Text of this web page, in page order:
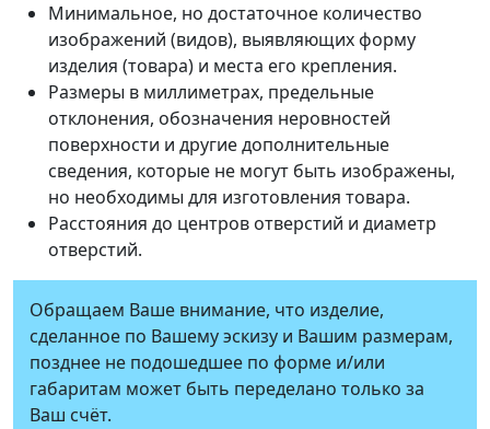
Минимальное, но достаточное количество
изображений (видов), выявляющих форму
изделия (товара) и места его крепления.
Размеры в миллиметрах, предельные
отклонения, обозначения неровностей
поверхности и другие дополнительные
сведения, которые не могут быть изображены,
но необходимы для изготовления товара.
Расстояния до центров отверстий и диаметр
отверстий.
Обращаем Ваше внимание, что изделие,
сделанное по Вашему эскизу и Вашим размерам,
позднее не подошедшее по форме и/или
габаритам может быть переделано только за
Ваш счёт.